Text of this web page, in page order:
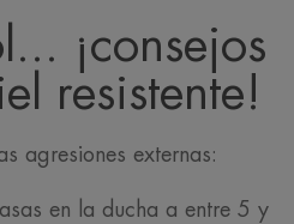
¡consejos
resistente!
agresiones externas:
en la ducha a entre 5 y